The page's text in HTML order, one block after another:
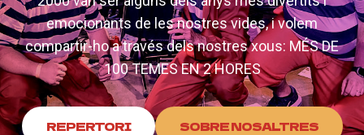
emocionants de les nostres vides, i volem
compartir-ho a través dels nostres xous: MÉS DE
100 TEMES EN 2 HORES
REPERTORI SOBRE NOSALTRES